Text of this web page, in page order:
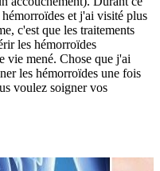
et j'ai visité plus
c'est que les traitements
les hémorroïdes
vie mené. Chose que j'ai
les hémorroïdes une fois
voulez soigner vos